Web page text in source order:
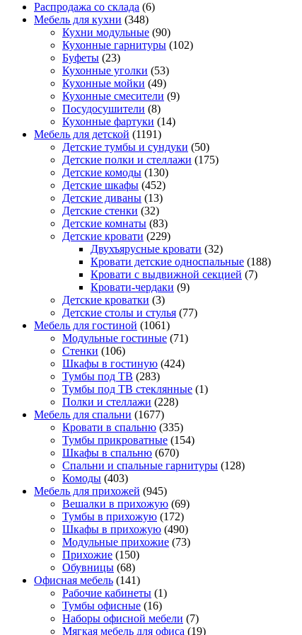
Распродажа со склада (6)
Мебель для кухни (348)
Кухни модульные (90)
Кухонные гарнитуры (102)
Буфеты (23)
Кухонные уголки (53)
Кухонные мойки (49)
Кухонные смесители (9)
Посудосушители (8)
Кухонные фартуки (14)
Мебель для детской (1191)
Детские тумбы и сундуки (50)
Детские полки и стеллажи (175)
Детские комоды (130)
Детские шкафы (452)
Детские диваны (13)
Детские стенки (32)
Детские комнаты (83)
Детские кровати (229)
Двухъярусные кровати (32)
Кровати детские односпальные (188)
Кровати с выдвижной секцией (7)
Кровати-чердаки (9)
Детские кроватки (3)
Детские столы и стулья (77)
Мебель для гостиной (1061)
Модульные гостиные (71)
Стенки (106)
Шкафы в гостиную (424)
Тумбы под ТВ (283)
Тумбы под ТВ стеклянные (1)
Полки и стеллажи (228)
Мебель для спальни (1677)
Кровати в спальню (335)
Тумбы прикроватные (154)
Шкафы в спальню (670)
Спальни и спальные гарнитуры (128)
Комоды (403)
Мебель для прихожей (945)
Вешалки в прихожую (69)
Тумбы в прихожую (172)
Шкафы в прихожую (490)
Модульные прихожие (73)
Прихожие (150)
Обувницы (68)
Офисная мебель (141)
Рабочие кабинеты (1)
Тумбы офисные (16)
Наборы офисной мебели (7)
Мягкая мебель для офиса (19)